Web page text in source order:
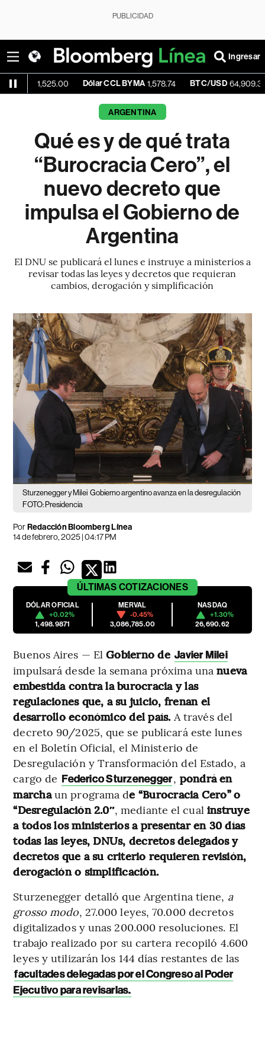
PUBLICIDAD
Ingresar
Dólar CCL BYMA 1,578.74 BTC/USD 64,909.30 -
ARGENTINA
Qué es y de qué trata
“Burocracia Cero”, el
nuevo decreto que
impulsa el Gobierno de
Argentina
El DNU se publicará el lunes e instruye a ministerios a
revisar todas las leyes y decretos que requieran
cambios, derogación y simplificación
Sturzenegger y Milei Gobierno argentino avanza en la desregulación
FOTO: Presidencia
PorRedacción Bloomberg Línea
14 de febrero, 2025 | 04:17 PM
ÚLTIMAS COTIZACIONES
DÓLAR OFICIAL
+0.02%
1,498.9871
MERVAL
-0.45%
3,086,785.00
NASDAQ
+1.30%
26,690.62
Buenos Aires — ElGobierno de Javier Milei
impulsará desde la semana próxima unanueva
embestida contra la burocracia y las
regulaciones que, a su juicio, frenan el
desarrollo económico del país. A través del
decreto 90/2025, que se publicará este lunes
en el Boletín Oficial, el Ministerio de
Desregulación y Transformación del Estado, a
cargo de Federico Sturzenegger, pondrá en
marchaun programa de “Burocracia Cero” o
“Desregulación 2.0″, mediante el cual instruye
a todos los ministerios a presentar en 30 días
todas las leyes, DNUs, decretos delegados y
decretos que a su criterio requieren revisión,
derogación o simplificación.
Sturzenegger detalló que Argentina tiene, a
grosso modo, 27.000 leyes, 70.000 decretos
digitalizados y unas 200.000 resoluciones. El
trabajo realizado por su cartera recopiló 4.600
leyes y utilizarán los 144 días restantes de las
facultades delegadas por el Congreso al Poder
Ejecutivo para revisarlas.